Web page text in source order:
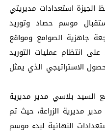
الجيزة استعدادات مديريتي
موسم حصاد وتوريد
جاهزية الصوامع ومواقع
انتظام عمليات التوريد
الاستراتيجي الذي يمثل
السيد بلاسي مدير مديرية
مدير مديرية الزراعة، حيث تم
النهائية لبدء موسم